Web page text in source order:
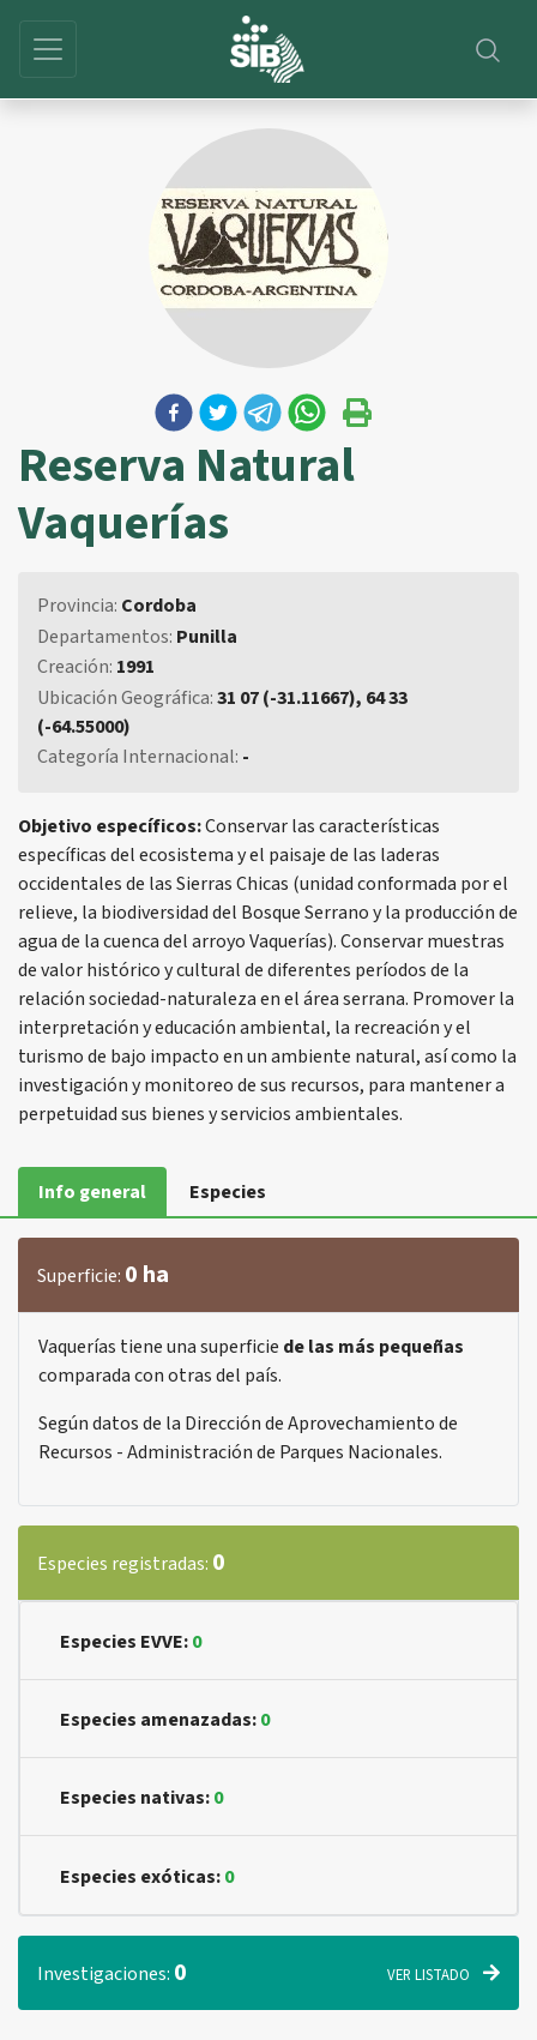
Reserva Natural
Vaquerías
Provincia: Cordoba
Departamentos: Punilla
Creación: 1991
Ubicación Geográfica:31 07 (-31.11667), 64 33
(-64.55000)
Categoría Internacional: -
Objetivo específicos:Conservar las características
específicas del ecosistema y el paisaje de las laderas
occidentales de las Sierras Chicas (unidad conformada por el
relieve, la biodiversidad del Bosque Serrano y la producción de
agua de la cuenca del arroyo Vaquerías). Conservar muestras
de valor histórico y cultural de diferentes períodos de la
relación sociedad-naturaleza en el área serrana. Promover la
interpretación y educación ambiental, la recreación y el
turismo de bajo impacto en un ambiente natural, así como la
investigación y monitoreo de sus recursos, para mantener a
perpetuidad sus bienes y servicios ambientales.
Info general Especies
Superficie: 0 ha
Vaquerías tiene una superficie de las más pequeñas
comparada con otras del país.
Según datos de la Dirección de Aprovechamiento de
Recursos - Administración de Parques Nacionales.
Especies registradas: 0
Especies EVVE:0
Especies amenazadas:0
Especies nativas:0
Especies exóticas:0
Investigaciones: 0 VER LISTADO